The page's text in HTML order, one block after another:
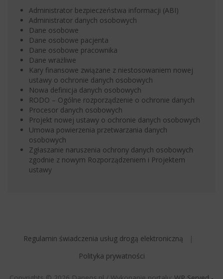
Administrator bezpieczeństwa informacji (ABI)
Administrator danych osobowych
Dane osobowe
Dane osobowe pacjenta
Dane osobowe pracownika
Dane wrażliwe
Kary finansowe związane z niestosowaniem nowej
ustawy o ochronie danych osobowych
Nowa definicja danych osobowych
RODO – Ogólne rozporządzenie o ochronie danych
Procesor danych osobowych
Projekt nowej ustawy o ochronie danych osobowych
Umowa powierzenia przetwarzania danych
osobowych
Zgłaszanie naruszenia ochrony danych osobowych
zgodnie z nowym Rozporządzeniem i Projektem
ustawy
Regulamin świadczenia usług drogą elektroniczną
Polityka prywatności